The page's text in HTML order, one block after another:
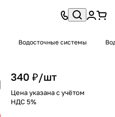
Водосточные системы
340 ₽/шт
Цена указана с учётом
НДС 5%